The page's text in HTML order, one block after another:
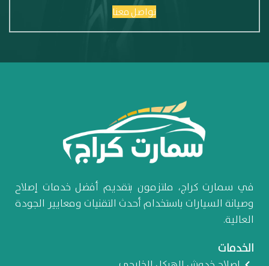
تواصل معنا
في سمارت كراج، ملتزمون بتقديم أفضل خدمات إصلاح
وصيانة السيارات باستخدام أحدث التقنيات ومعايير الجودة
العالية.
الخدمات